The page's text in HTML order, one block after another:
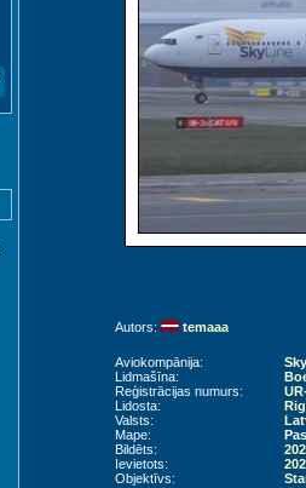
Autors: temaaa
Aviokompānija:
Lidmašīna:
Reģistrācijas numurs:
Lidosta:
Valsts:
Mape:
Bildēts:
Ievietots:
Objektīvs: